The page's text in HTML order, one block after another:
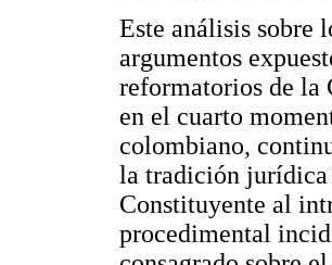
Este análisis sobre
argumentos
reformatorios de la
en el cuarto
colombiano,
la tradición jurídica
Constituyente al
procedimental